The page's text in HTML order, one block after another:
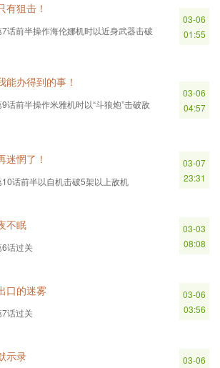
有狙击！
话前半操作海伦娜机时以近身武器击破
03-06
01:55
能办得到的事！
话前半操作米雅机时以“斗狼炮”击破敌
03-06
04:57
迷惘了！
话前半以自机击破5架以上敌机
03-07
23:31
不眠
话过关
03-03
08:08
口的迷雾
话过关
03-06
03:56
示录
03-06